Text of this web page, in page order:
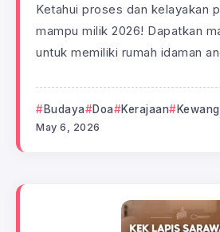
Ketahui proses dan kelayakan
mampu milik 2026! Dapatkan
untuk memiliki rumah idaman
Budaya Doa Kerajaan
May 6, 2026